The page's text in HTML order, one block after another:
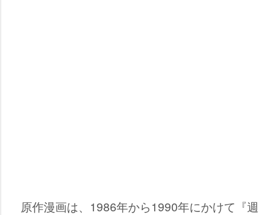
原作漫画は、1986年から1990年にかけて『週